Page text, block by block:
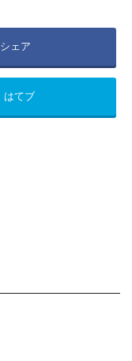
シェア
はてブ